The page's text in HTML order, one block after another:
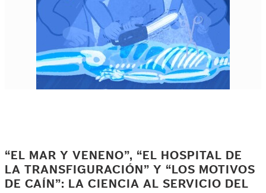
“EL MAR Y VENENO”, “EL HOSPITAL DE
LA TRANSFIGURACIÓN” Y “LOS MOTIVOS
DE CAÍN”: LA CIENCIA AL SERVICIO DEL